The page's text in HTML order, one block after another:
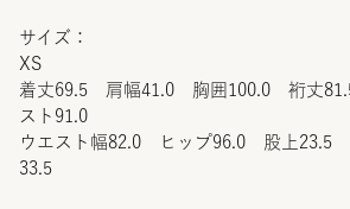
サイズ：
XS
着丈69.5 肩幅41.0 胸囲100.0 裄丈
スト91.0
ウエスト幅82.0 ヒップ96.0 股上23.5
33.5